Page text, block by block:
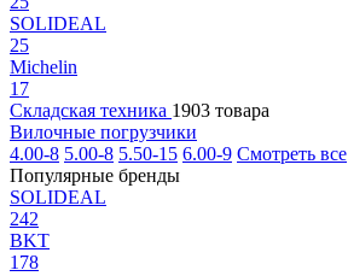
SOLIDEAL
25
Michelin
17
Складская техника 1903 товара
Вилочные погрузчики
4.00-8 5.00-8 5.50-15 6.00-9 Смотреть все
Популярные бренды
SOLIDEAL
242
BKT
178